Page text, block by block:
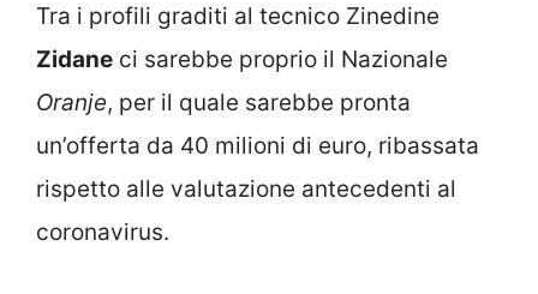
Tra i profili graditi al tecnico Zinedine
Zidane ci sarebbe proprio il Nazionale
Oranje, per il quale sarebbe pronta
un’offerta da 40 milioni di euro, ribassata
rispetto alle valutazione antecedenti al
coronavirus.